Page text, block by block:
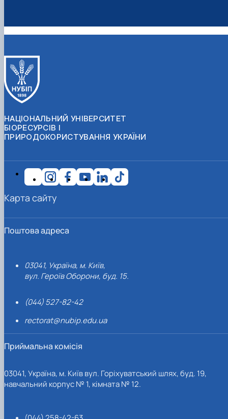
НАЦІОНАЛЬНИЙ УНІВЕРСИТЕТ
БІОРЕСУРСІВ І
ПРИРОДОКОРИСТУВАННЯ УКРАЇНИ
Поштова адреса
03041, Україна, м. Київ,
вул. Героїв Оборони, буд. 15.
(044) 527-82-42
rectorat@nubip.edu.ua
Приймальна комісія
03041, Україна, м. Київ вул. Горіхуватський шлях, буд. 19,
навчальний корпус № 1, кімната № 12.
Карта сайту